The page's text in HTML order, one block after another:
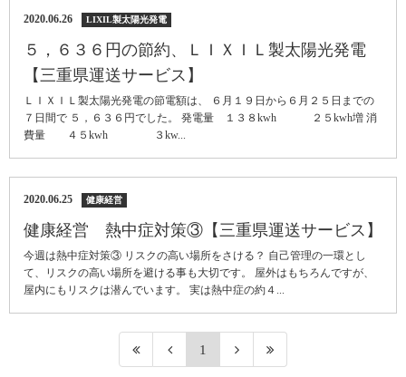
2020.06.26 LIXIL製太陽光発電
５，６３６円の節約、ＬＩＸＩＬ製太陽光発電
【三重県運送サービス】
ＬＩＸＩＬ製太陽光発電の節電額は、 ６月１９日から６月２５日までの
７日間で ５，６３６円でした。 発電量 １３８kwh ２５kwh増 消
費量 ４５kwh ３kw...
2020.06.25 健康経営
健康経営 熱中症対策③【三重県運送サービス】
今週は熱中症対策③ リスクの高い場所をさける？ 自己管理の一環とし
て、リスクの高い場所を避ける事も大切です。 屋外はもちろんですが、
屋内にもリスクは潜んでいます。 実は熱中症の約４...
1